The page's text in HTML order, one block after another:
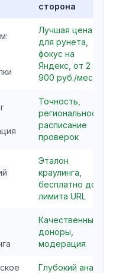
сторона
Лучшая цена
для рунета,
фокус на
Яндекс, от 2
900 руб./мес
Точность,
региональность,
расписание
проверок
Эталон
краулинга,
бесплатно до
лимита URL
Качественные
доноры,
модерация
Глубокий анализ